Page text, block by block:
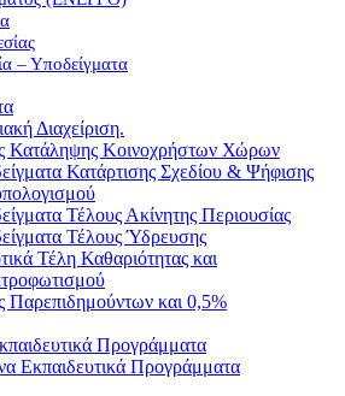
– Υποδείγματα
Διαχείριση.
Κατάληψης Κοινοχρήστων Χώρων
Κατάρτισης Σχεδίου & Ψήφισης
Τέλους Ακίνητης Περιουσίας
Τέλους Ύδρευσης
Τέλη Καθαριότητας και
Παρεπιδημούντων και 0,5%
Προγράμματα
Εκπαιδευτικά Προγράμματα